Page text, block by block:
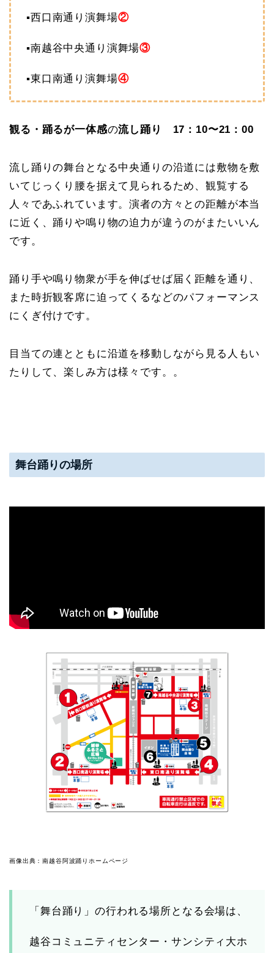
▪西口南通り演舞場②
▪南越谷中央通り演舞場③
▪東口南通り演舞場④
観る・踊るが一体感の流し踊り 17：10〜21：00
流し踊りの舞台となる中央通りの沿道には敷物を敷
いてじっくり腰を据えて見られるため、観覧する
人々であふれています。演者の方々との距離が本当
に近く、踊りや鳴り物の迫力が違うのがまたいいん
です。
踊り手や鳴り物衆が手を伸ばせば届く距離を通り、
また時折観客席に迫ってくるなどのパフォーマンス
にくぎ付けです。
目当ての連とともに沿道を移動しながら見る人もい
たりして、楽しみ方は様々です。。
舞台踊りの場所
画像出典：南越谷阿波踊りホームページ
「舞台踊り」の行われる場所となる会場は、
越谷コミュニティセンター・サンシティ大ホ